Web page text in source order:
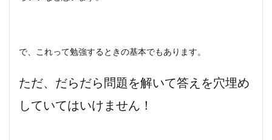
で、これって勉強するときの基本でもあります。
ただ、だらだら問題を解いて答えを穴埋め
していてはいけません！